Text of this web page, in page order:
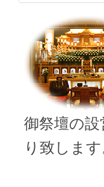
御祭壇の
り致します